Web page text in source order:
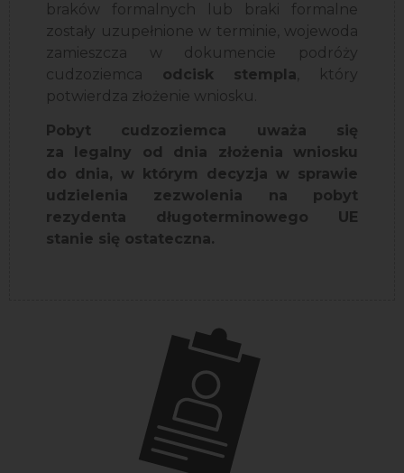
braków formalnych lub braki formalne
zostały uzupełnione w terminie, wojewoda
zamieszcza w dokumencie podróży
cudzoziemca odcisk stempla, który
potwierdza złożenie wniosku.
Pobyt cudzoziemca uważa się
za legalny od dnia złożenia wniosku
do dnia, w którym decyzja w sprawie
udzielenia zezwolenia na pobyt
rezydenta długoterminowego UE
stanie się ostateczna.